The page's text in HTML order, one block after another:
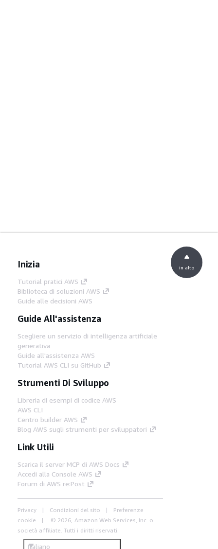
Inizia
Tutorial pratici AWS
Biblioteca di soluzioni AWS
Guide alle decisioni AWS
Guide All'assistenza
Scegliere un servizio di intelligenza artificiale
generativa
Guide all'assistenza AWS
Tutorial AWS CLI su GitHub
Strumenti Di Sviluppo
Libreria di esempi di codice AWS
AWS CLI
Centro builder AWS
Blog AWS sugli strumenti per sviluppatori
Link Utili
Scarica il server MCP di AWS Docs
Accedi alla Console AWS
Forum di AWS re:Post
Privacy Condizioni del sito
Preferenze
cookie
© 2026, Amazon Web Services, Inc. o
società affiliate. Tutti i diritti riservati.
Italiano
in alto